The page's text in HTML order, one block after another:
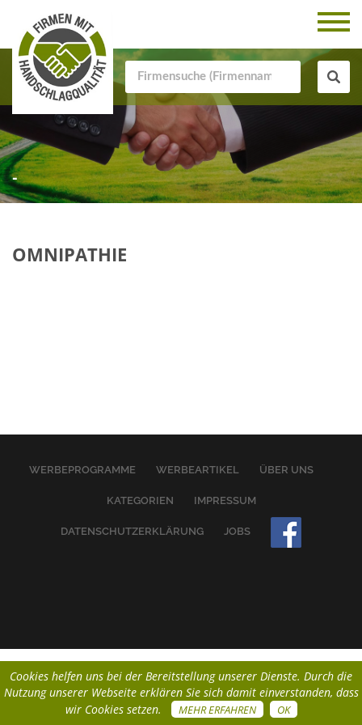
-
OMNIPATHIE
WERBEPROGRAMME WERBEARTIKEL ÜBER UNS
KATEGORIEN IMPRESSUM
DATENSCHUTZERKLÄRUNG JOBS
Cookies helfen uns bei der Bereitstellung unserer Dienste. Durch die
Nutzung unserer Webseite erklären Sie sich damit einverstanden, dass
wir Cookies setzen.
MEHR ERFAHREN OK